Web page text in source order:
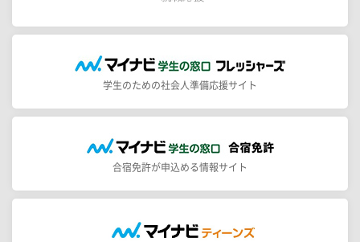
学生のための社会人準備応援サイト
合宿免許が申込める情報サイト